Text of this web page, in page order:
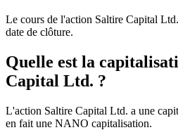
Le cours de l'action Saltire Capital
date de clôture.
Quelle est la
Capital Ltd. ?
L'action Saltire Capital Ltd. a une
en fait une NANO capitalisation.